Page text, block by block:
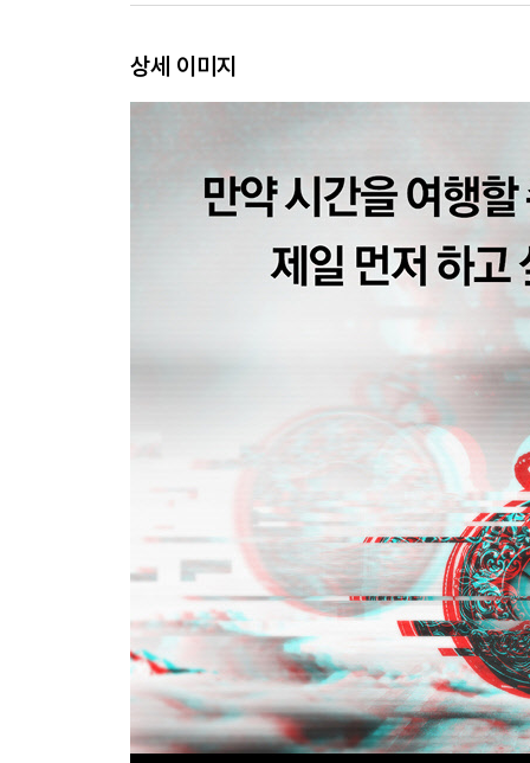
[4장] 인생의 답을 찾으려는 사람들에게
각자의 삶에는 자신만의 궤적이 필요하다
역사의 흐름 속에서 현재를 바라본다면
시민이라는 말의 무게
오늘을 잘살기 위해 필요한 것
나오는 글 | 삶의 밑그림을 그려준 이들을 생각하며
상세 이미지